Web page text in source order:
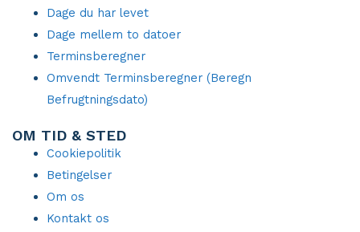
Dage du har levet
Dage mellem to datoer
Terminsberegner
Omvendt Terminsberegner (Beregn
Befrugtningsdato)
OM TID & STED
Cookiepolitik
Betingelser
Om os
Kontakt os